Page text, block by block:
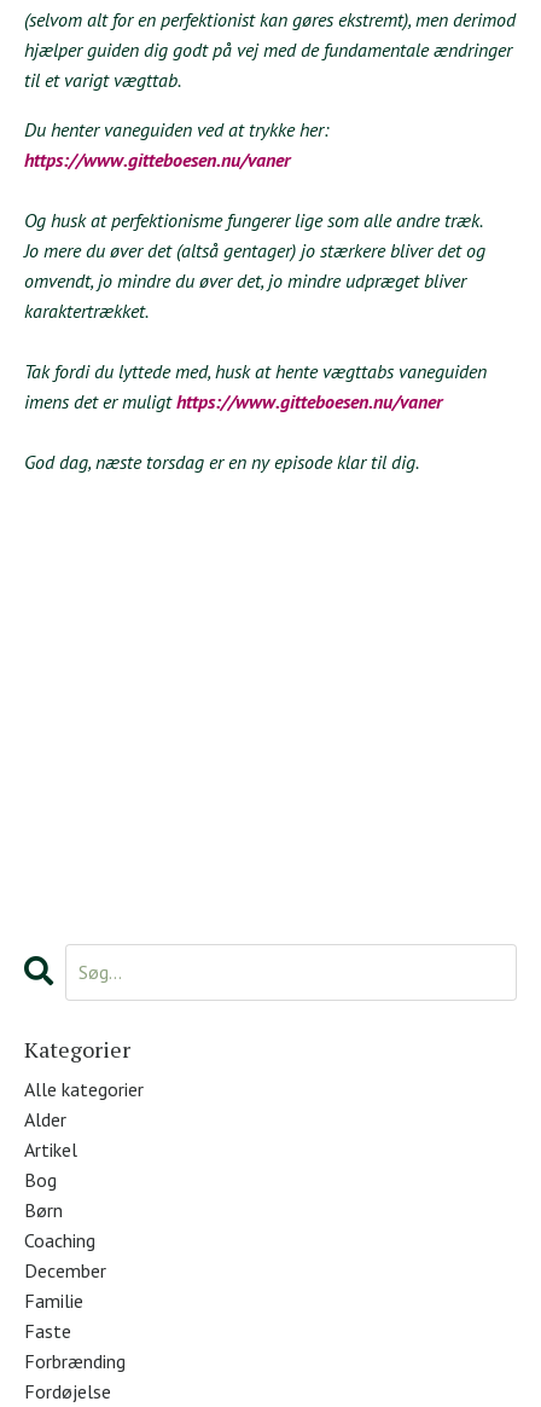
(selvom alt for en perfektionist kan gøres ekstremt), men derimod
hjælper guiden dig godt på vej med de fundamentale ændringer
til et varigt vægttab.
Du henter vaneguiden ved at trykke her:
https://www.gitteboesen.nu/vaner
Og husk at perfektionisme fungerer lige som alle andre træk.
Jo mere du øver det (altså gentager) jo stærkere bliver det og
omvendt, jo mindre du øver det, jo mindre udpræget bliver
karaktertrækket.
Tak fordi du lyttede med, husk at hente vægttabs vaneguiden
imens det er muligthttps://www.gitteboesen.nu/vaner
God dag, næste torsdag er en ny episode klar til dig.
Kategorier
Alle kategorier
Alder
Artikel
Bog
Børn
Coaching
December
Familie
Faste
Forbrænding
Fordøjelse